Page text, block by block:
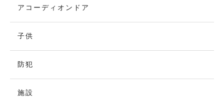
アコーディオンドア
子供
防犯
施設